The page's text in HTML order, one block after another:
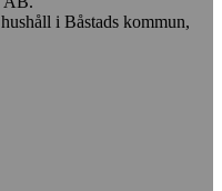
i Båstads kommun,